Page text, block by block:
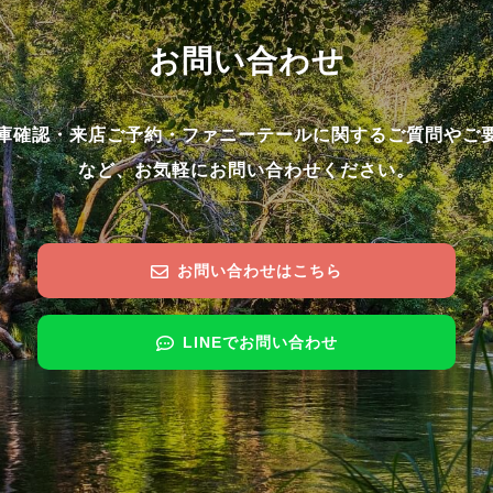
お問い合わせ
確認・来店ご予約・ファニーテールに関するご質問やご
など、お気軽にお問い合わせください。
お問い合わせはこちら
LINEでお問い合わせ